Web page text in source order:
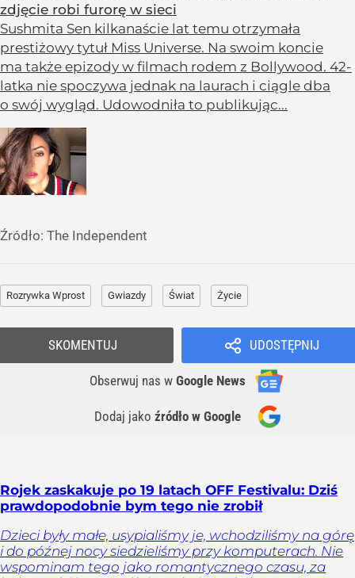
zdjęcie robi furorę w sieci
Sushmita Sen kilkanaście lat temu otrzymała
prestiżowy tytuł Miss Universe. Na swoim koncie
ma także epizody w filmach rodem z Bollywood. 42-
latka nie spoczywa jednak na laurach i ciągle dba
o swój wygląd. Udowodniła to publikując...
Źródło: The Independent
Rozrywka Wprost Gwiazdy Świat Życie
UDOSTĘPNIJ
Obserwuj nas w Google News
Dodaj jako źródło w Google
SKOMENTUJ
Rojek zaskakuje po 19 latach OFF Festivalu: Dziś
prawdopodobnie bym tego nie zrobił
Dzieci były małe, usypialiśmy je, wchodziliśmy na górę
i do późnej nocy siedzieliśmy przy komputerach. Nie
wspominam tego jako romantycznego czasu, za